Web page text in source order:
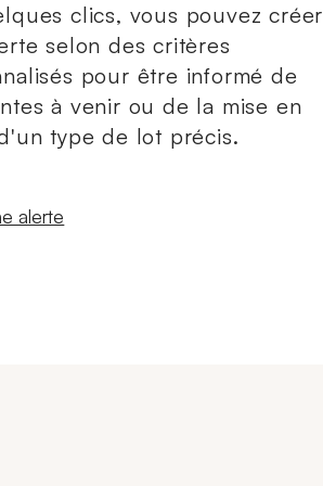
clics, vous pouvez créer
selon des critères
pour être informé de
à venir ou de la mise en
type de lot précis.
fenêtre
alerte